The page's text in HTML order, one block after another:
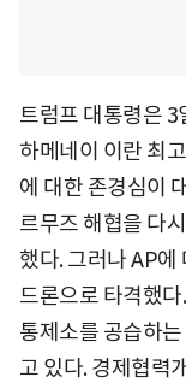
트럼프 대통령은
하메네이 이란 최
에 대한 존경심이
르무즈 해협을 다
했다. 그러나 AP에
드론으로 타격했
통제소를 공습하
고 있다. 경제협력